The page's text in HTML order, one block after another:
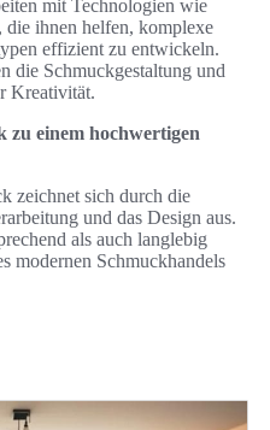
mit Technologien wie
ihnen helfen, komplexe
effizient zu entwickeln.
die Schmuckgestaltung und
Kreativität.
zu einem hochwertigen
zeichnet sich durch die
und das Design aus.
als auch langlebig
modernen Schmuckhandels